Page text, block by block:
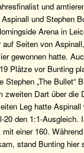
und
und Stephen
Arena in
auf Seiten von
gewonnen hatte.
Plätze vor Bunting
„The Bullet“
zweiten Dart über die
Leg hatte Aspinall
20 den 1:1-Ausgleich.
einer 160.
stand Bunting hier